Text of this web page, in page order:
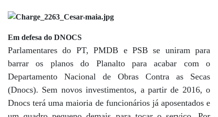
Em defesa do DNOCS
Parlamentares do PT, PMDB e PSB se uniram para
barrar os planos do Planalto para acabar com o
Departamento Nacional de Obras Contra as Secas
(Dnocs). Sem novos investimentos, a partir de 2016, o
Dnocs terá uma maioria de funcionários já aposentados e